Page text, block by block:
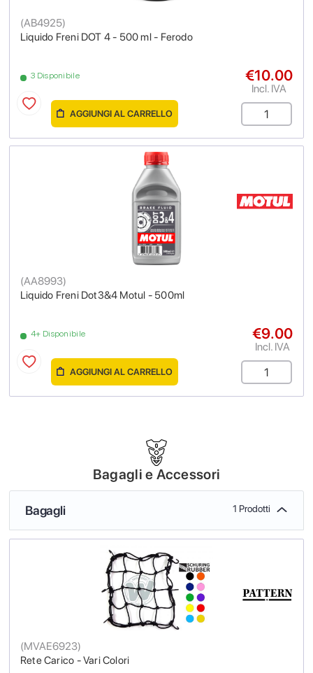
Liquido Freni DOT 4 - 500 ml - Ferodo
(AB4925)
3 Disponibile €10.00
Incl. IVA
AGGIUNGI AL CARRELLO
Liquido Freni Dot3&4 Motul - 500ml
(AA8993)
4+ Disponibile €9.00
Incl. IVA
AGGIUNGI AL CARRELLO
Bagagli e Accessori
Bagagli 1 Prodotti
Rete Carico - Vari Colori
(MVAE6923)